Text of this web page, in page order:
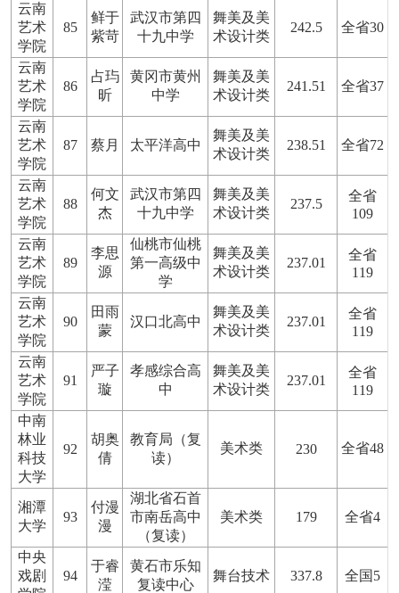
云南
艺术
学院
85
鲜于
紫苛
武汉市第四
十九中学
舞美及美
术设计类
242.5 全省30
云南
艺术
学院
86
占玙
昕
黄冈市黄州
中学
舞美及美
术设计类
241.51 全省37
云南
艺术
学院
87 蔡月 太平洋高中
舞美及美
术设计类
238.51 全省72
云南
艺术
学院
88
何文
杰
武汉市第四
十九中学
舞美及美
术设计类
237.5
全省
109
云南
艺术
学院
89
李思
源
仙桃市仙桃
第一高级中
学
舞美及美
术设计类
237.01
全省
119
云南
艺术
学院
90
田雨
蒙
汉口北高中
舞美及美
术设计类
237.01
全省
119
云南
艺术
学院
91
严子
璇
孝感综合高
中
舞美及美
术设计类
237.01
全省
119
中南
林业
科技
大学
92
胡奥
倩
教育局（复
读）
美术类 230 全省48
湘潭
大学
93
付漫
漫
湖北省石首
市南岳高中
（复读）
美术类 179 全省4
中央
戏剧
94
于睿
滢
黄石市乐知
复读中心
舞台技术 337.8 全国5